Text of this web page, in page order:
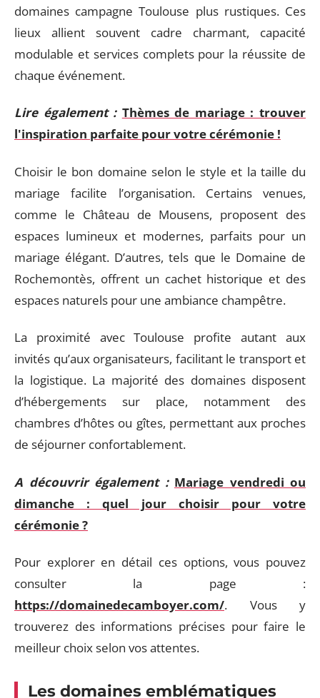
domaines campagne Toulouse plus rustiques. Ces
lieux allient souvent cadre charmant, capacité
modulable et services complets pour la réussite de
chaque événement.
Lire également : Thèmes de mariage : trouver
l'inspiration parfaite pour votre cérémonie !
Choisir le bon domaine selon le style et la taille du
mariage facilite l’organisation. Certains venues,
comme le Château de Mousens, proposent des
espaces lumineux et modernes, parfaits pour un
mariage élégant. D’autres, tels que le Domaine de
Rochemontès, offrent un cachet historique et des
espaces naturels pour une ambiance champêtre.
La proximité avec Toulouse profite autant aux
invités qu’aux organisateurs, facilitant le transport et
la logistique. La majorité des domaines disposent
d’hébergements sur place, notamment des
chambres d’hôtes ou gîtes, permettant aux proches
de séjourner confortablement.
A découvrir également : Mariage vendredi ou
dimanche : quel jour choisir pour votre
cérémonie ?
Pour explorer en détail ces options, vous pouvez
consulter la page :
https://domainedecamboyer.com/. Vous y
trouverez des informations précises pour faire le
meilleur choix selon vos attentes.
Les domaines emblématiques